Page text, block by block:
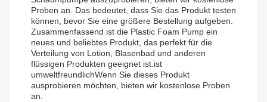
Proben an. Das bedeutet, dass Sie das Produkt testen
können, bevor Sie eine größere Bestellung aufgeben.
Zusammenfassend ist die Plastic Foam Pump ein
neues und beliebtes Produkt, das perfekt für die
Verteilung von Lotion, Blasenbad und anderen
flüssigen Produkten geeignet ist.ist
umweltfreundlichWenn Sie dieses Produkt
ausprobieren möchten, bieten wir kostenlose Proben
an.